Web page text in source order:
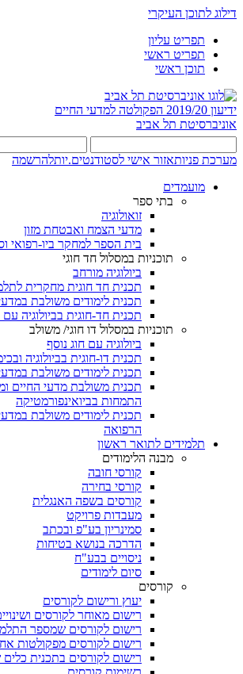
דילוג לתוכן העיקרי
תפריט עליון
תפריט ראשי
תוכן ראשי
ידיעון 2019/20
הפקולטה למדעי החיים
אוניברסיטת תל אביב
מערכת פניותאזור אישי לסטודנטים.יותלהרשמה
מועמדים
בתי ספר
זואולוגיה
מדעי הצמח ואבטחת מזון
בית הספר למחקר ביו-רפואי
תוכניות במסלול חד חוגי
ביולוגיה מורחב
תכנית חד חוגית מחקרית
תכנית לימודים משולבת
תכנית חד-חוגית בביולוגיה עם
תוכניות במסלול דו חוגי/ משולב
ביולוגיה עם חוג נוסף
תכנית דו-חוגית בביולוגיה
תכנית לימודים משולבת
תכנית משולבת מדעי החיים
התמחות בביואינפורמטיקה
תכנית לימודים משולבת
הרפואה
תלמידים לתואר ראשון
מבנה הלימודים
קורסי חובה
קורסי בחירה
קורסים בשפה האנגלית
מעבדות פרויקט
סמינריון בע"פ ובכתב
הדרכה בנושא בטיחות
ניסויים בבע"ח
סיום לימודים
קורסים
יעוץ ורישום לקורסים
רישום מאוחר לקורסים
רישום לקורסים שמספר
רישום לקורסים מפקולטות
רישום לקורסים בתכנית כלים